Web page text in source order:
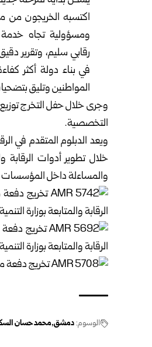
اكتسبه الخريجون من
ومسؤولية تجاه
رقابي سليم، وتقرير
في بناء دولة أكثر
المواطنين وتليق
وجرى خلال حفل التخرج توزيع
التخصصية.
ويعد الدبلوم المتقدم في
خلال تطوير أدوات الرقابة
والمساءلة داخل المؤسسات
الوسوم:دمشق محمد حسان